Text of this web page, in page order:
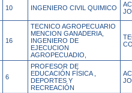
10 INGENIERO CIVIL QUIMICO
16
TECNICO AGROPECUARIO
MENCION GANADERIA,
INGENIERO DE
EJECUCION
AGROPECUADIO,
6
PROFESOR DE
EDUCACIÓN FÍSICA ,
DEPORTES Y
RECREACIÓN